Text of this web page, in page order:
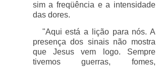
sim a freqüência e a intensidade
das dores.
"Aqui está a lição para nós. A
presença dos sinais não mostra
que Jesus vem logo. Sempre
tivemos guerras, fomes,